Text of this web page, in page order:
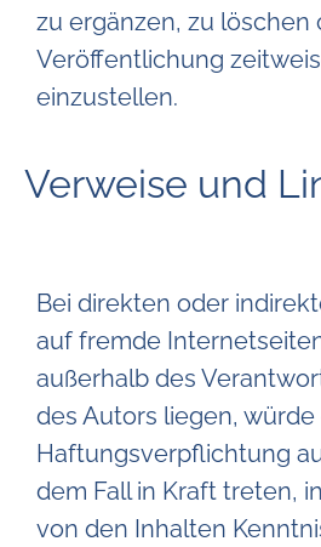
zu ergänzen, zu löschen
Veröffentlichung
einzustellen.
Verweise und
Bei direkten oder
auf fremde Internetseiten
außerhalb des
des Autors liegen, würde
Haftungsverpflichtung
dem Fall in Kraft treten,
von den Inhalten